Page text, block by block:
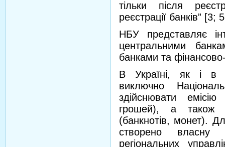
тільки після
реєстрації банків” [3;
НБУ представляє
центральними
банками та
В Україні, як і в
виключно
здійснювати
грошей), а також
(банкнотів, монет).
створено власну
регіональних